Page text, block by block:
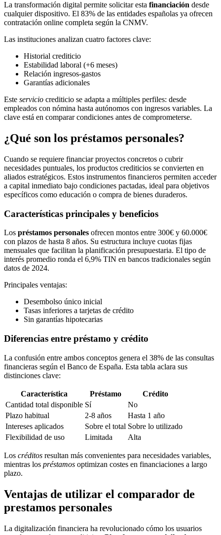
La transformación digital permite solicitar esta financiación desde
cualquier dispositivo. El 83% de las entidades españolas ya ofrecen
contratación online completa según la CNMV.
Las instituciones analizan cuatro factores clave:
Historial crediticio
Estabilidad laboral (+6 meses)
Relación ingresos-gastos
Garantías adicionales
Este servicio crediticio se adapta a múltiples perfiles: desde
empleados con nómina hasta autónomos con ingresos variables. La
clave está en comparar condiciones antes de comprometerse.
¿Qué son los préstamos personales?
Cuando se requiere financiar proyectos concretos o cubrir
necesidades puntuales, los productos crediticios se convierten en
aliados estratégicos. Estos instrumentos financieros permiten acceder
a capital inmediato bajo condiciones pactadas, ideal para objetivos
específicos como educación o compra de bienes duraderos.
Características principales y beneficios
Los préstamos personales ofrecen montos entre 300€ y 60.000€
con plazos de hasta 8 años. Su estructura incluye cuotas fijas
mensuales que facilitan la planificación presupuestaria. El tipo de
interés promedio ronda el 6,9% TIN en bancos tradicionales según
datos de 2024.
Principales ventajas:
Desembolso único inicial
Tasas inferiores a tarjetas de crédito
Sin garantías hipotecarias
Diferencias entre préstamo y crédito
La confusión entre ambos conceptos genera el 38% de las consultas
financieras según el Banco de España. Esta tabla aclara sus
distinciones clave:
Característica Préstamo
Crédito
Cantidad total disponible Sí
No
Plazo habitual
2-8 años
Hasta 1 año
Intereses aplicados
Sobre el total Sobre lo utilizado
Flexibilidad de uso
Limitada Alta
Los créditos resultan más convenientes para necesidades variables,
mientras los préstamos optimizan costes en financiaciones a largo
plazo.
Ventajas de utilizar el comparador de
prestamos personales
La digitalización financiera ha revolucionado cómo los usuarios